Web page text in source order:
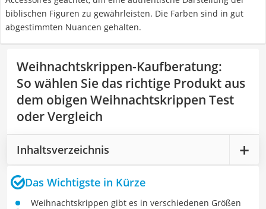
biblischen Figuren zu gewährleisten. Die Farben sind in gut
abgestimmten Nuancen gehalten.
Weihnachtskrippen-Kaufberatung:
So wählen Sie das richtige Produkt aus
dem obigen Weihnachtskrippen Test
oder Vergleich
Inhaltsverzeichnis
Das Wichtigste in Kürze
Weihnachtskrippen gibt es in verschiedenen Größen